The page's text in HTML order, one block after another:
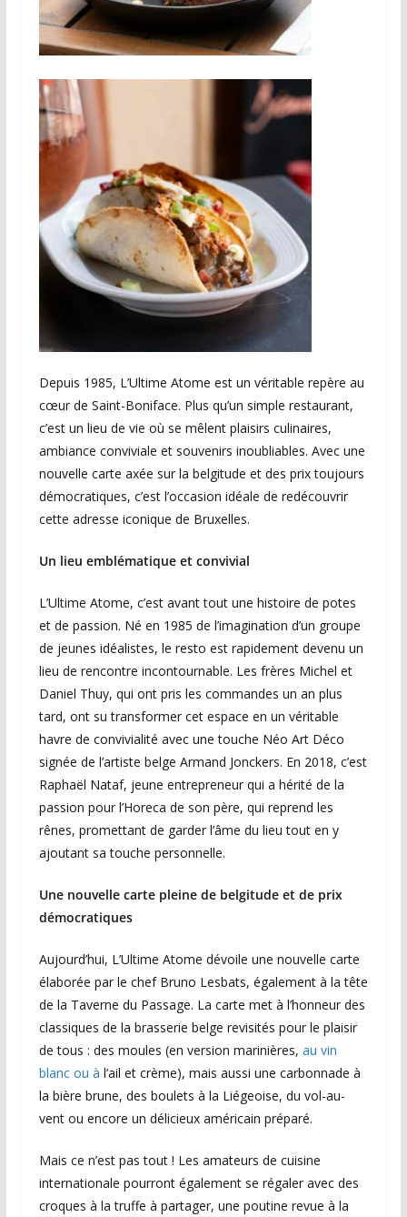
Depuis 1985, L’Ultime Atome est un véritable repère au
cœur de Saint-Boniface. Plus qu’un simple restaurant,
c’est un lieu de vie où se mêlent plaisirs culinaires,
ambiance conviviale et souvenirs inoubliables. Avec une
nouvelle carte axée sur la belgitude et des prix toujours
démocratiques, c’est l’occasion idéale de redécouvrir
cette adresse iconique de Bruxelles.
Un lieu emblématique et convivial
L’Ultime Atome, c’est avant tout une histoire de potes
et de passion. Né en 1985 de l’imagination d’un groupe
de jeunes idéalistes, le resto est rapidement devenu un
lieu de rencontre incontournable. Les frères Michel et
Daniel Thuy, qui ont pris les commandes un an plus
tard, ont su transformer cet espace en un véritable
havre de convivialité avec une touche Néo Art Déco
signée de l’artiste belge Armand Jonckers. En 2018, c’est
Raphaël Nataf, jeune entrepreneur qui a hérité de la
passion pour l’Horeca de son père, qui reprend les
rênes, promettant de garder l’âme du lieu tout en y
ajoutant sa touche personnelle.
Une nouvelle carte pleine de belgitude et de prix
démocratiques
Aujourd’hui, L’Ultime Atome dévoile une nouvelle carte
élaborée par le chef Bruno Lesbats, également à la tête
de la Taverne du Passage. La carte met à l’honneur des
classiques de la brasserie belge revisités pour le plaisir
de tous : des moules (en version marinières, au vin
blanc ou à l’ail et crème), mais aussi une carbonnade à
la bière brune, des boulets à la Liégeoise, du vol-au-
vent ou encore un délicieux américain préparé.
Mais ce n’est pas tout ! Les amateurs de cuisine
internationale pourront également se régaler avec des
croques à la truffe à partager, une poutine revue à la